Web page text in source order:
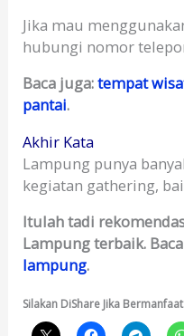
Jika mau
hubungi nomor
Baca juga:tempat
pantai.
Akhir Kata
Lampung punya
kegiatan gathering,
Itulah tadi
Lampung terbaik.
lampung.
Silakan DiShare Jika Bermanfaat